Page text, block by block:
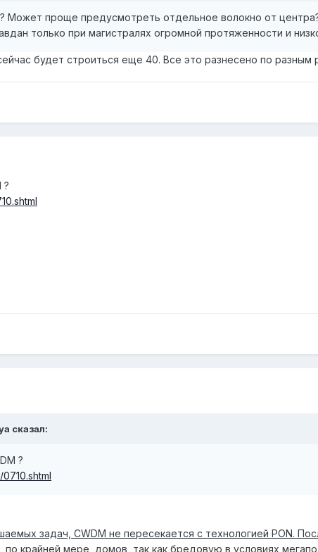
Может проще предусмотреть отдельное волокно от
только при магистралях огромной протяженности и
будет строиться еще 40. Все это разнесено по разным
?
сказал:
?
задач, CWDM не пересекается с технологией PON.
по крайней мере, домов, так как бредовую в условиях